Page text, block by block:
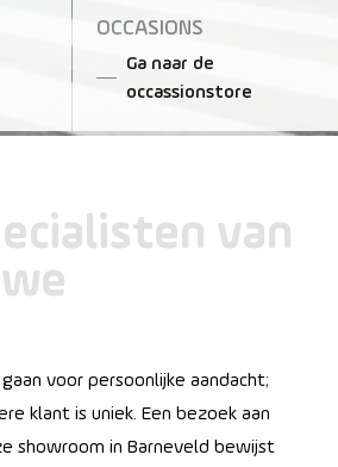
OCCASIONS
Ga naar de
occassionstore
van
voor persoonlijke aandacht;
klant is uniek. Een bezoek aan
showroom in Barneveld bewijst